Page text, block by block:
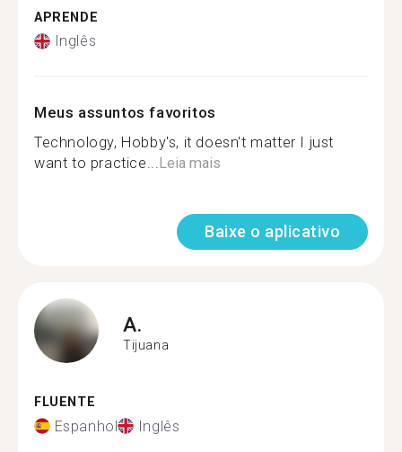
APRENDE
Inglês
Meus assuntos favoritos
Technology, Hobby's, it doesn't matter I just
want to practice...Leia mais
Baixe o aplicativo
A.
Tijuana
FLUENTE
Espanhol Inglês